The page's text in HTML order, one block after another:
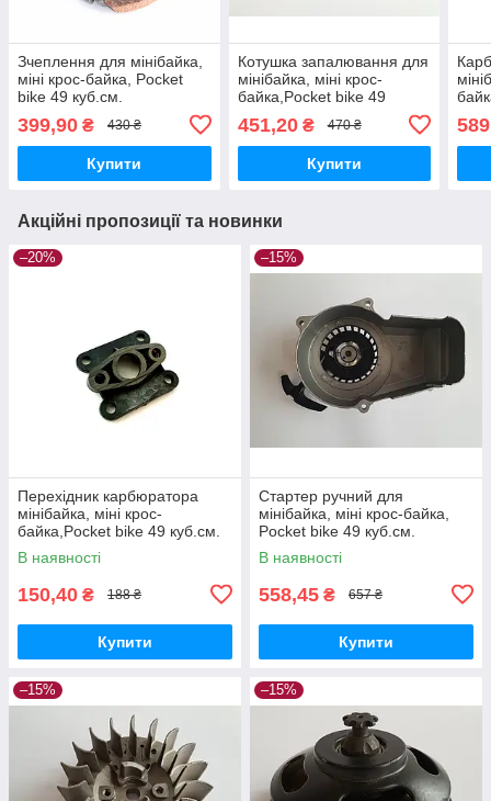
Зчеплення для мінібайка,
міні крос-байка, Pocket
bike 49 куб.см.
399,90 ₴ 430 ₴
Купити
Котушка запалювання для
мінібайка, міні крос-
байка,Pocket bike 49
451,20₴ 470 ₴
Купити
Акційні пропозиції та новинки
–20%
Перехідник карбюратора
мінібайка, міні крос-
байка,Pocket bike 49 куб.см.
В наявності
150,40 ₴ 188 ₴
Купити
–15%
Стартер ручний для
мінібайка, міні крос-байка,
Pocket bike 49 куб.см.
алюміній
В наявності
558,45 ₴ 657 ₴
Купити
–15% –15%